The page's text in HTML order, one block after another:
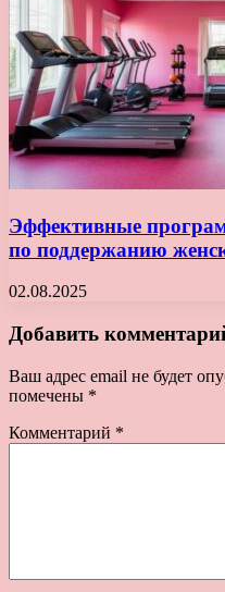
Эффективные
по поддержанию
02.08.2025
Добавить
Ваш адрес email не будет
помечены *
Комментарий *